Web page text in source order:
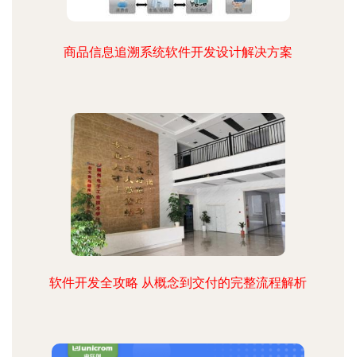
商品信息追溯系统软件开发设计解决方案
软件开发全攻略 从概念到交付的完整流程解析